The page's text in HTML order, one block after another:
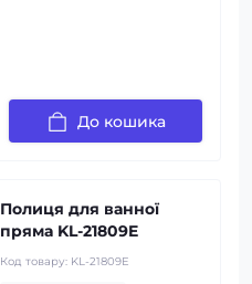
До кошика
Полиця для ванної
пряма KL-21809E
Код товару: KL-21809E